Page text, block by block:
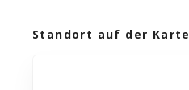
Standort auf der Karte